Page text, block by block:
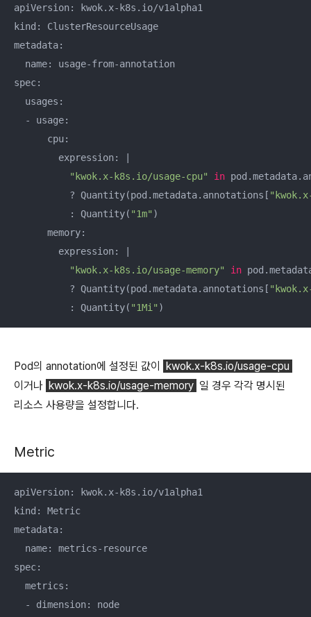
apiVersion: kwok.x-k8s.io/v1alpha1
kind: ClusterResourceUsage
metadata:
  name: usage-from-annotation
spec:
  usages:
  - usage:
      cpu:
        expression: |
"kwok.x-k8s.io/usage-cpu"
in
          ? Quantity(pod.metadata.annotations[
          : Quantity(
"1m" )
      memory:
        expression: |
"kwok.x-k8s.io/usage-memory"
in
          ? Quantity(pod.metadata.annotations[
          : Quantity(
"1Mi" )
Pod의 annotation에 설정된 값이
kwok.x-k8s.io/usage-cpu
이거나 kwok.x-k8s.io/usage-memory 일 경우 각각 명시된
리소스 사용량을 설정합니다.
Metric
apiVersion: kwok.x-k8s.io/v1alpha1
kind: Metric
metadata:
  name: metrics-resource
spec:
  metrics:
  - dimension: node